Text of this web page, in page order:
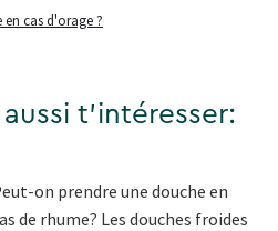
cas d'orage ?
t'intéresser:
on prendre une douche en
de rhume? Les douches froides